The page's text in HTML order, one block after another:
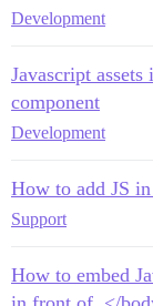
Development
Javascript assets
component
Development
How to add JS
Support
How to embed